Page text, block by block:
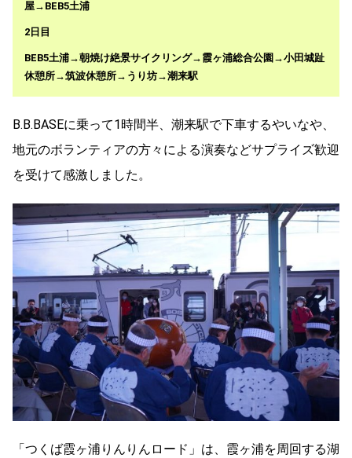
屋→ BEB5土浦
2日目
BEB5土浦→朝焼け絶景サイクリング→霞ヶ浦総合公園→小田城趾
休憩所→筑波休憩所→うり坊→潮来駅
B.B.BASEに乗って1時間半、潮来駅で下車するやいなや、
地元のボランティアの方々による演奏などサプライズ歓迎
を受けて感激しました。
「つくば霞ヶ浦りんりんロード」は、霞ヶ浦を周回する湖